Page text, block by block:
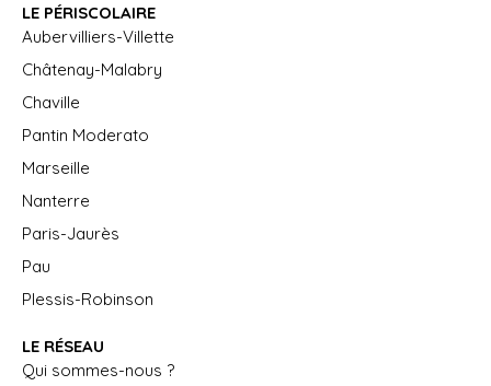
LE PÉRISCOLAIRE
Aubervilliers-Villette
Châtenay-Malabry
Chaville
Pantin Moderato
Marseille
Nanterre
Paris-Jaurès
Pau
Plessis-Robinson
LE RÉSEAU
Qui sommes-nous ?